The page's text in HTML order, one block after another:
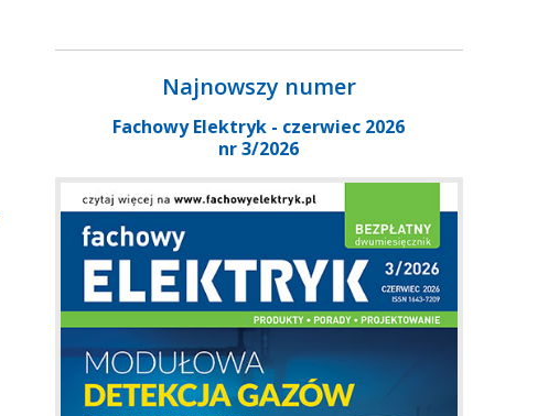
Najnowszy numer
Fachowy Elektryk - czerwiec 2026
nr 3/2026